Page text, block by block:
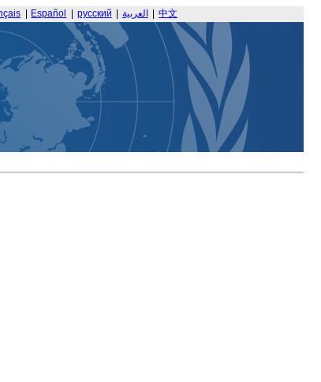
Español русский العربية 中文